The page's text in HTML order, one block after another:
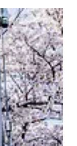
は間違いあり
くの人が .....す